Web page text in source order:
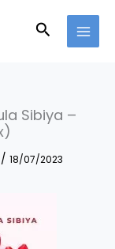
Search
Sibiya –
/ 18/07/2023